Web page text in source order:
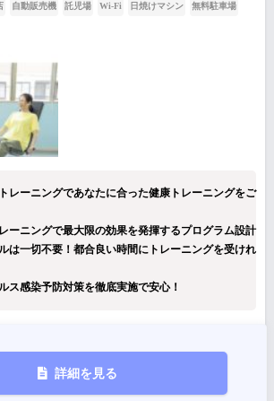
自動販売機 託児場 Wi-Fi 日焼けマシン 無料駐車場
レーニングであなたに合った健康トレーニングをご
ーニングで最大限の効果を発揮するプログラム設計
は一切不要！都合良い時間にトレーニングを受けれ
ス感染予防対策を徹底実施で安心！
詳細を見る